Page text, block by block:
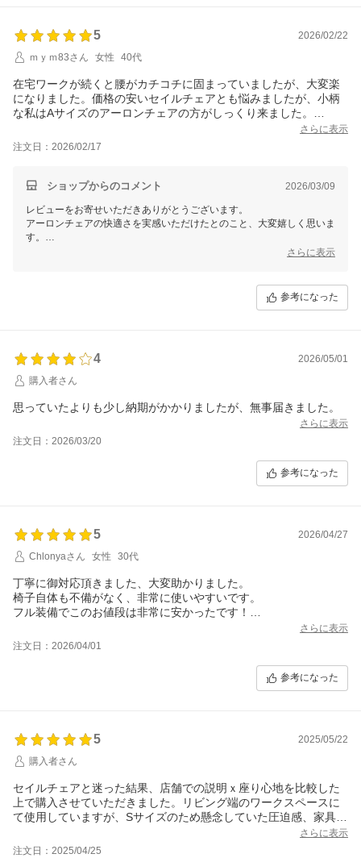
5
2026/02/22
ｍｙｍ83さん
女性 40代
在宅ワークが続くと腰がカチコチに固まっていましたが、大変楽
になりました。価格の安いセイルチェアとも悩みましたが、小柄
な私はAサイズのアーロンチェアの方がしっくり来ました。
ヘッドレストはありませんが、特に問題ありませんでした。さらに表示
注文日：2026/02/17
ショップからのコメント 2026/03/09
レビューをお寄せいただきありがとうございます。
アーロンチェアの快適さを実感いただけたとのこと、大変嬉しく思いま
す。
正しいサイズ選びをされたことが功を奏したようですね。
アーロンチェアのデザイン性と機能性が豊かであるからこそだと思いま
す。
からも快適な在宅ワーク環境が続きますよう、末長くご愛用くださいま
さらに表示
参考になった
4
2026/05/01
購入者さん
思っていたよりも少し納期がかかりましたが、無事届きました。
さらに表示
注文日：2026/03/20
参考になった
5
2026/04/27
Chlonyaさん
女性 30代
丁寧に御対応頂きました、大変助かりました。
椅子自体も不備がなく、非常に使いやすいです。
フル装備でこのお値段は非常に安かったです！
さらに表示
注文日：2026/04/01
参考になった
5
2025/05/22
購入者さん
セイルチェアと迷った結果、店舗での説明ｘ座り心地を比較した
上で購入させていただきました。リビング端のワークスペースに
て使用していますが、Sサイズのため懸念していた圧迫感、家具と
奥までしっかりと座り、腕の重さも預けて作業することで、肩こ
さらに表示
注文日：2025/04/25